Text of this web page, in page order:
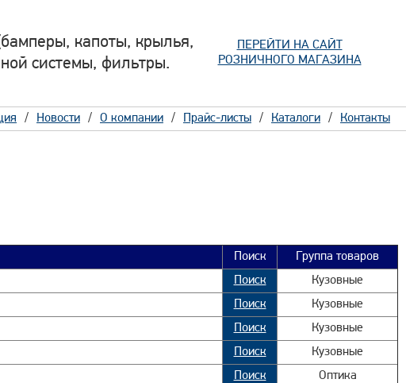
капоты, крылья,
системы, фильтры.
ПЕРЕЙТИ НА САЙТ
РОЗНИЧНОГО МАГАЗИНА
Новости О компании Прайс-листы Каталоги Контакты
Поиск
Группа товаров
Поиск
Кузовные
Поиск
Кузовные
Поиск
Кузовные
Поиск
Кузовные
Поиск
Оптика